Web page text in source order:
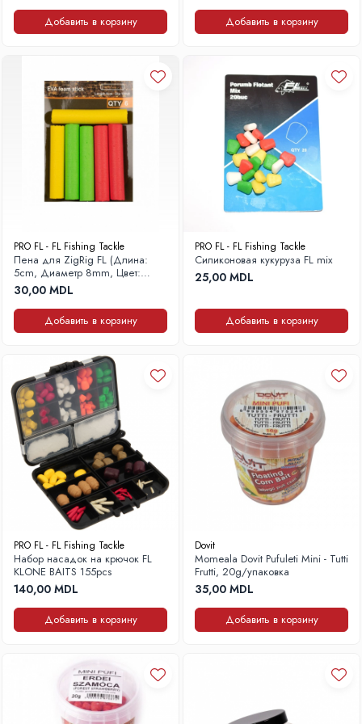
Добавить в корзину Добавить в корзину
PRO FL - FL Fishing Tackle
Пена для ZigRig FL (Длина:
5cm, Диаметр 8mm, Цвет:
Микс)
30,00 MDL
Добавить в корзину
PRO FL - FL Fishing Tackle
Силиконовая кукуруза FL mix
25,00 MDL
Добавить в корзину
PRO FL - FL Fishing Tackle
Набор насадок на крючок FL
KLONE BAITS 155pcs
140,00 MDL
Добавить в корзину
Dovit
Momeala Dovit Pufuleti Mini - Tutti
Frutti, 20g/упаковка
35,00 MDL
Добавить в корзину